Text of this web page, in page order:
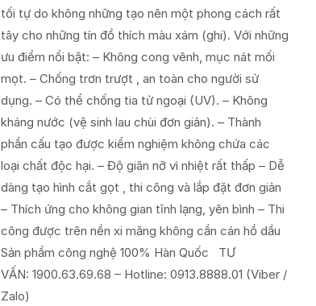
tối tự do không những tạo nên một phong cách rất
tây cho những tín đồ thích màu xám (ghi). Với những
ưu điểm nổi bật: – Không cong vênh, mục nát mối
mọt. – Chống trơn trượt , an toàn cho người sử
dụng. – Có thể chống tia tử ngoại (UV). – Không
kháng nước (vệ sinh lau chùi đơn giản). – Thành
phần cấu tạo được kiểm nghiệm không chứa các
loại chất độc hại. – Độ giãn nỡ vì nhiệt rất thấp – Dễ
dàng tạo hình cắt gọt , thi công và lắp đặt đơn giản
– Thích ứng cho không gian tĩnh lạng, yên bình – Thi
công được trên nền xi măng không cần cán hồ dầu
Sản phẩm công nghệ 100% Hàn Quốc TƯ
VẤN: 1900.63.69.68 – Hotline: 0913.8888.01 (Viber /
Zalo)